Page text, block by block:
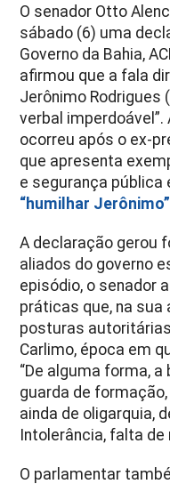
O senador Otto
sábado (6) uma
Governo da Bahia,
afirmou que a fala
Jerônimo Rodrigues
verbal imperdoável”.
ocorreu após o ex-
que apresenta
e segurança
“humilhar Jerônimo”
A declaração gerou
aliados do governo
episódio, o senador
práticas que, na sua
posturas
Carlimo, época em
“De alguma forma,
guarda de
ainda de oligarquia,
Intolerância, falta de
O parlamentar